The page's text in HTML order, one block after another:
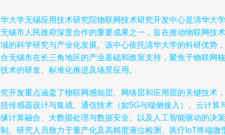
大学无锡应用技术研究院物联网技术研究开发中心是清华大学
锡市人民政府深度合作的重要成果之一，旨在推动物联网技术
的科学研究与产业化发展。该中心依托清华大学的科研优势，
无锡市在长三角地区的产业基础和政策支持，聚焦于物联网核
术的研发、标准化推进及场景应用。
开发重点涵盖了物联网感知层、网络层和应用层的关键技术，
传感器设计与集成、通信技术（如5G与端侧接入）、云计算
计算融合、大数据处理与数据安全、以及人工智能驱动的决策
。研究人员致力于量产化及高精度液位检测、医疗IoT终端微